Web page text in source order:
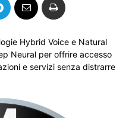
Hybrid Voice e Natural
Neural per offrire accesso
e servizi senza distrarre